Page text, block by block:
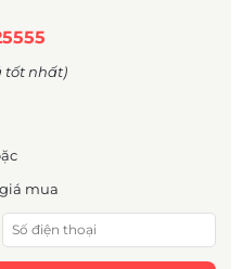
tốt nhất)
mua